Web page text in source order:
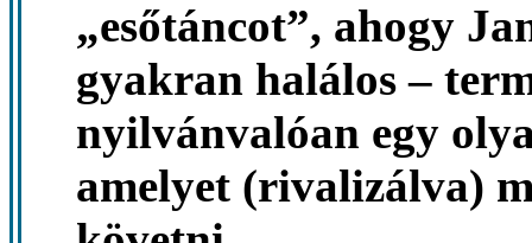
„esőtáncot”, ahogy
gyakran halálos –
nyilvánvalóan egy
amelyet (rivalizálva)